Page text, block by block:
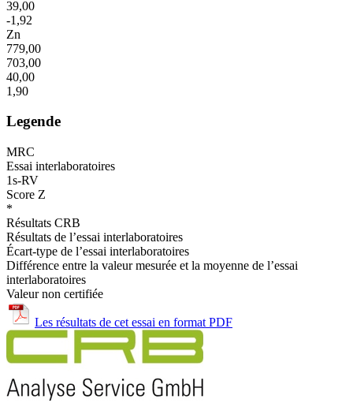
39,00
-1,92
Zn
779,00
703,00
40,00
1,90
Legende
MRC
Essai interlaboratoires
1s-RV
Score Z
*
Résultats CRB
Résultats de l’essai interlaboratoires
Écart-type de l’essai interlaboratoires
Différence entre la valeur mesurée et la moyenne de l’essai
interlaboratoires
Valeur non certifiée
Les résultats de cet essai en format PDF